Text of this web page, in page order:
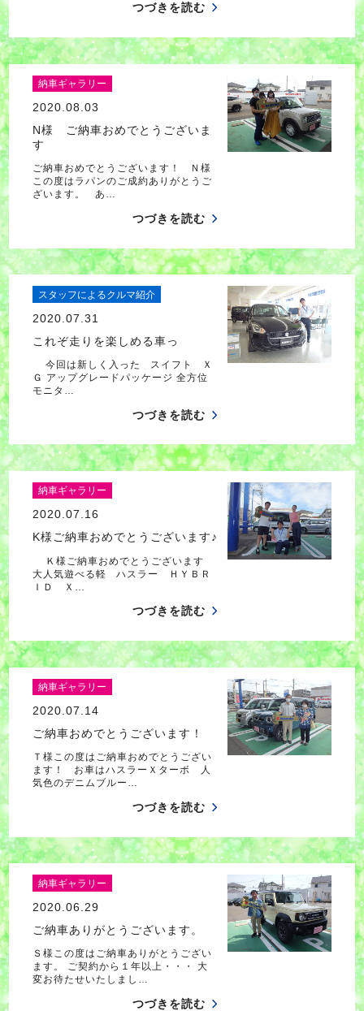
つづきを読む
納車ギャラリー
2020.08.03
N様 ご納車おめでとうございま
す
ご納車おめでとうございます！ Ｎ様
この度はラパンのご成約ありがとうご
ざいます。 あ…
つづきを読む
スタッフによるクルマ紹介
2020.07.31
これぞ走りを楽しめる車っ
今回は新しく入った スイフト Ｘ
Ｇ アップグレードパッケージ 全方位
モニタ…
つづきを読む
納車ギャラリー
2020.07.16
K様ご納車おめでとうございます♪
Ｋ様ご納車おめでとうございます
大人気遊べる軽 ハスラー ＨＹＢＲ
ＩＤ Ｘ…
つづきを読む
納車ギャラリー
2020.07.14
ご納車おめでとうございます！
Ｔ様この度はご納車おめでとうござい
ます！ お車はハスラーＸターボ 人
気色のデニムブルー…
つづきを読む
納車ギャラリー
2020.06.29
ご納車ありがとうございます。
Ｓ様この度はご納車ありがとうござい
ます。 ご契約から１年以上・・・ 大
変お待たせいたしまし…
つづきを読む